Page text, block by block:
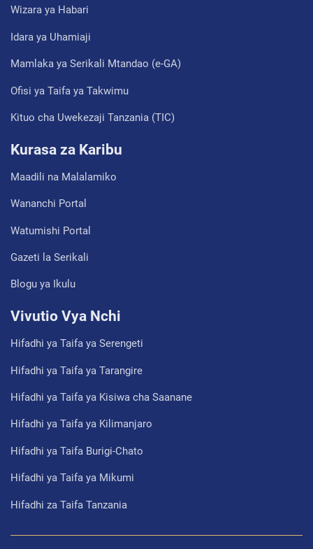
Wizara ya Habari
Idara ya Uhamiaji
Mamlaka ya Serikali Mtandao (e-GA)
Ofisi ya Taifa ya Takwimu
Kituo cha Uwekezaji Tanzania (TIC)
Kurasa za Karibu
Maadili na Malalamiko
Wananchi Portal
Watumishi Portal
Gazeti la Serikali
Blogu ya Ikulu
Vivutio Vya Nchi
Hifadhi ya Taifa ya Serengeti
Hifadhi ya Taifa ya Tarangire
Hifadhi ya Taifa ya Kisiwa cha Saanane
Hifadhi ya Taifa ya Kilimanjaro
Hifadhi ya Taifa Burigi-Chato
Hifadhi ya Taifa ya Mikumi
Hifadhi za Taifa Tanzania